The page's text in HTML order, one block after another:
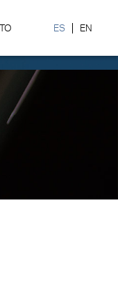
ES EN